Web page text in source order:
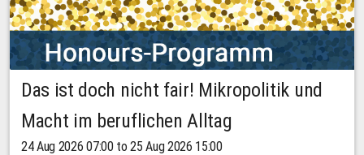
Das ist doch nicht fair! Mikropolitik und
Macht im beruflichen Alltag
24 Aug 2026 07:00 to 25 Aug 2026 15:00